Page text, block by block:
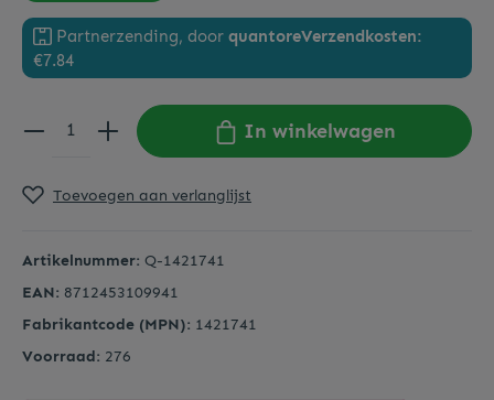
Partnerzending, door quantoreVerzendkosten:
€7.84
In winkelwagen
Toevoegen aan verlanglijst
Artikelnummer: Q-1421741
EAN: 8712453109941
Fabrikantcode (MPN): 1421741
Voorraad: 276